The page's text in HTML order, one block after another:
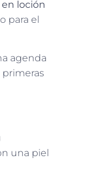
loción
para el
agenda
primeras
una piel